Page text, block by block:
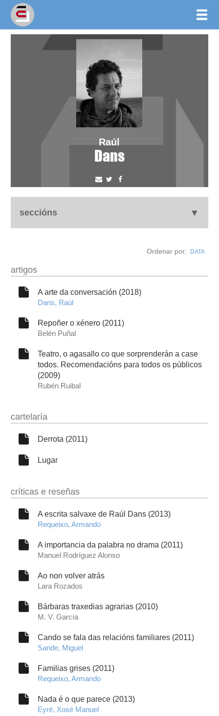
Raúl
Dans
seccións
obra
fototeca
Ordenar por: DATA
artigos
A arte da conversación (2018)
Dans, Raúl
Repoñer o xénero (2011)
Belén Puñal
Teatro, o agasallo co que sorprenderán a case
todos. Recomendacións para todos os públicos
(2009)
Rubén Ruibal
cartelaría
Derrota (2011)
Lugar
críticas e reseñas
A escrita salvaxe de Raúl Dans (2013)
Requeixo, Armando
A importancia da palabra no drama (2011)
Manuel Rodríguez Alonso
Ao non volver atrás
Lara Rozados
Bárbaras traxedias agrarias (2010)
M. V. García
Cando se fala das relacións familiares (2011)
Sande, Miguel
Familias grises (2011)
Requeixo, Armando
Nada é o que parece (2013)
Eyré, Xosé Manuel